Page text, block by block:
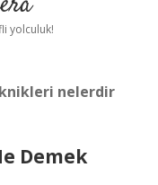
yolculuk!
nelerdir
Demek